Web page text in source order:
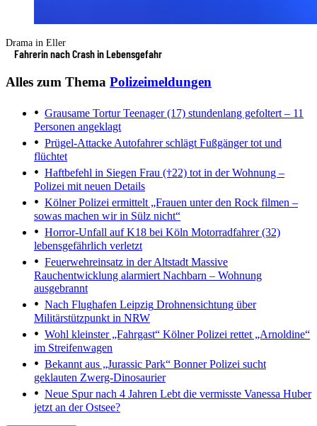
Drama in Eller
Fahrerin nach Crash in Lebensgefahr
Alles zum Thema Polizeimeldungen
Grausame TorturTeenager (17) stundenlang gefoltert – 11
Personen angeklagt
Prügel-Attacke Autofahrer schlägt Fußgänger tot und
flüchtet
Haftbefehl in Siegen Frau (†22) tot in der Wohnung –
Polizei mit neuen Details
Kölner Polizei ermittelt „Frauen unter den Rock filmen –
sowas machen wir in Sülz nicht“
Horror-Unfall auf K18 bei Köln Motorradfahrer (32)
lebensgefährlich verletzt
Feuerwehreinsatz in der Altstadt Massive
Rauchentwicklung alarmiert Nachbarn – Wohnung
ausgebrannt
Nach Flughafen Leipzig Drohnensichtung über
Militärstützpunkt in NRW
Wohl kleinster „Fahrgast“ Kölner Polizei rettet „Arnoldine“
im Streifenwagen
Bekannt aus „Jurassic Park“ Bonner Polizei sucht
geklauten Zwerg-Dinosaurier
Neue Spur nach 4 Jahren Lebt die vermisste Vanessa Huber
jetzt an der Ostsee?